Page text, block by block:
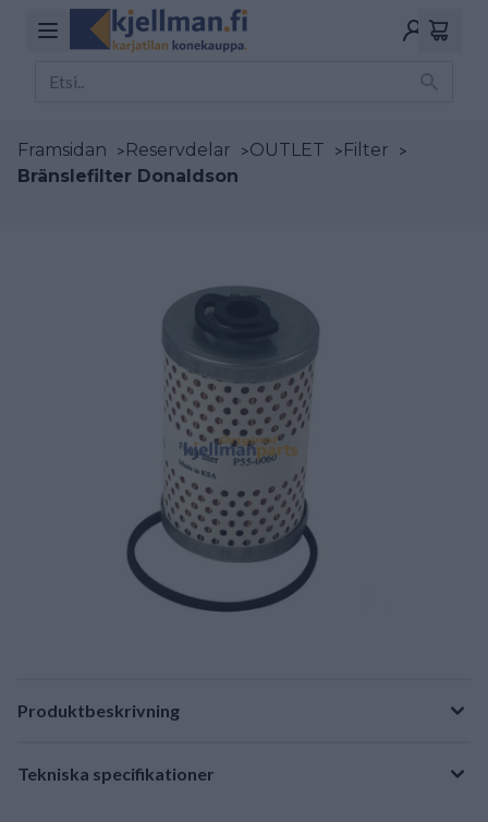
Framsidan >Reservdelar >OUTLET >Filter >
Bränslefilter Donaldson
Produktbeskrivning
Tekniska specifikationer